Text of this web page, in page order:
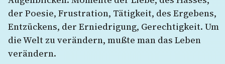
der Poesie, Frustration, Tätigkeit, des Ergebens,
Entzückens, der Erniedrigung, Gerechtigkeit. Um
die Welt zu verändern, mußte man das Leben
verändern.